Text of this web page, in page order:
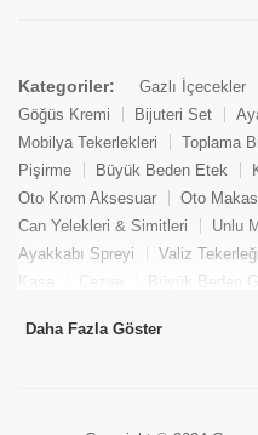
Kategoriler: Gazlı İçecekler
Göğüs Kremi
Bijuteri Set
Mobilya Tekerlekleri
Toplama
Pişirme
Büyük Beden Etek
Oto Krom Aksesuar
Oto
Can Yelekleri & Simitleri
Unlu
Ayakkabı Spreyi
Valiz Tekerleği
Kasa
Cezve Büyük Beden
Tekne Bağlama & Demirleme
Daha Fazla Göster